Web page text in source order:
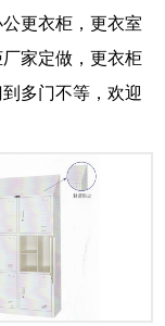
更衣柜，更衣室
家定做，更衣柜
多门不等，欢迎